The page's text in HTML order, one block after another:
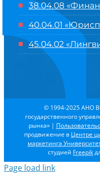
38.04.08
40.04.01
45.04.02
© 1994-2025 АНО
государственного
рынка» |
продвижение в Центре
маркетинга
студией Freepik
Page load link